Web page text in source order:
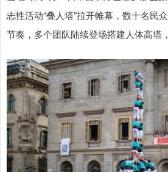
志性活动“叠人塔”拉开帷幕，数十名民
节奏，多个团队陆续登场搭建人体高塔